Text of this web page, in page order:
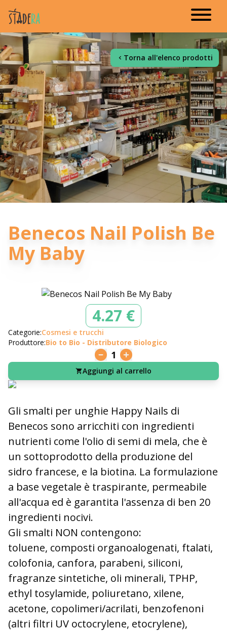
Torna all'elenco prodotti
Benecos Nail Polish Be
My Baby
4.27 €
Categorie:Cosmesi e trucchi
Produttore:Bio to Bio - Distributore Biologico
1
Aggiungi al carrello
Gli smalti per unghie Happy Nails di
Benecos sono arricchiti con ingredienti
nutrienti come l'olio di semi di mela, che è
un sottoprodotto della produzione del
sidro francese, e la biotina. La formulazione
a base vegetale è traspirante, permeabile
all'acqua ed è garantita l'assenza di ben 20
ingredienti nocivi.
Gli smalti NON contengono:
toluene, composti organoalogenati, ftalati,
colofonia, canfora, parabeni, siliconi,
fragranze sintetiche, oli minerali, TPHP,
ethyl tosylamide, poliuretano, xilene,
acetone, copolimeri/acrilati, benzofenoni
(altri filtri UV octocrylene, etocrylene),